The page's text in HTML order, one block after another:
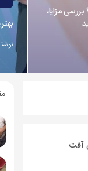
مزایا،
آفت